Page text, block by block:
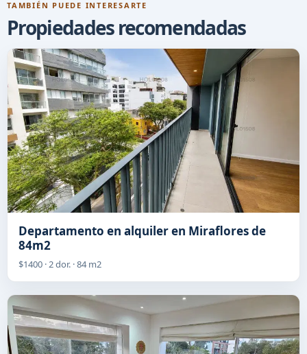
TAMBIÉN PUEDE INTERESARTE
Propiedades recomendadas
Departamento en alquiler en Miraflores de
84m2
$1400 · 2 dor. · 84 m2